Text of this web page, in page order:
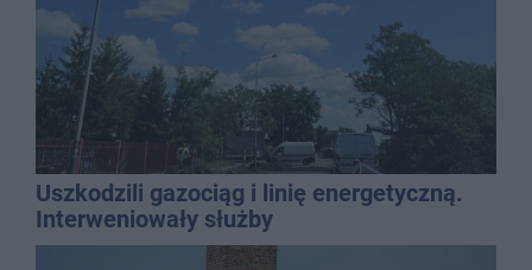
Uszkodzili gazociąg i linię energetyczną.
Interweniowały służby